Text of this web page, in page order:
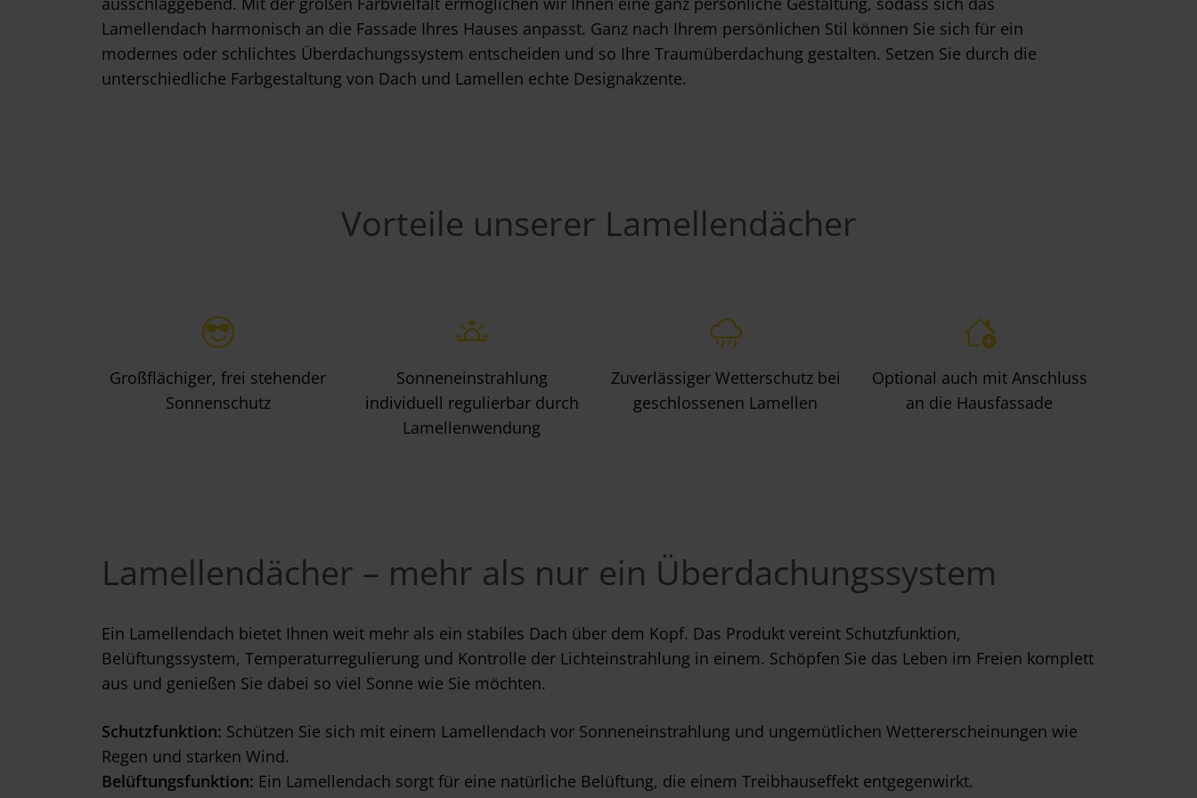
w
a
h
l
Lamellendach harmonisch an die Fassade Ihres Hauses anpasst. Ganz nach Ihrem persönlichen Stil können Sie sich für ein
modernes oder schlichtes Überdachungssystem entscheiden und so Ihre Traumüberdachung gestalten. Setzen Sie durch die
unterschiedliche Farbgestaltung von Dach und Lamellen echte Designakzente.
Vorteile unserer Lamellendächer
Großflächiger, frei stehender
Sonnenschutz
Sonneneinstrahlung
individuell regulierbar durch
Lamellenwendung
Zuverlässiger Wetterschutz bei
geschlossenen Lamellen
Optional auch mit Anschluss
an die Hausfassade
Lamellendächer – mehr als nur ein Überdachungssystem
Ein Lamellendach bietet Ihnen weit mehr als ein stabiles Dach über dem Kopf. Das Produkt vereint Schutzfunktion,
Belüftungssystem, Temperaturregulierung und Kontrolle der Lichteinstrahlung in einem. Schöpfen Sie das Leben im Freien komplett
aus und genießen Sie dabei so viel Sonne wie Sie möchten.
Schutzfunktion: Schützen Sie sich mit einem Lamellendach vor Sonneneinstrahlung und ungemütlichen Wettererscheinungen wie
Regen und starken Wind.
Belüftungsfunktion: Ein Lamellendach sorgt für eine natürliche Belüftung, die einem Treibhauseffekt entgegenwirkt.